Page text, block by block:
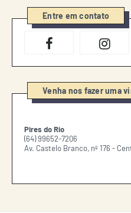
Entre em contato
Venha nos fazer uma
Pires do Rio
(64) 99652-7206
Av. Castelo Branco, nº 176 -